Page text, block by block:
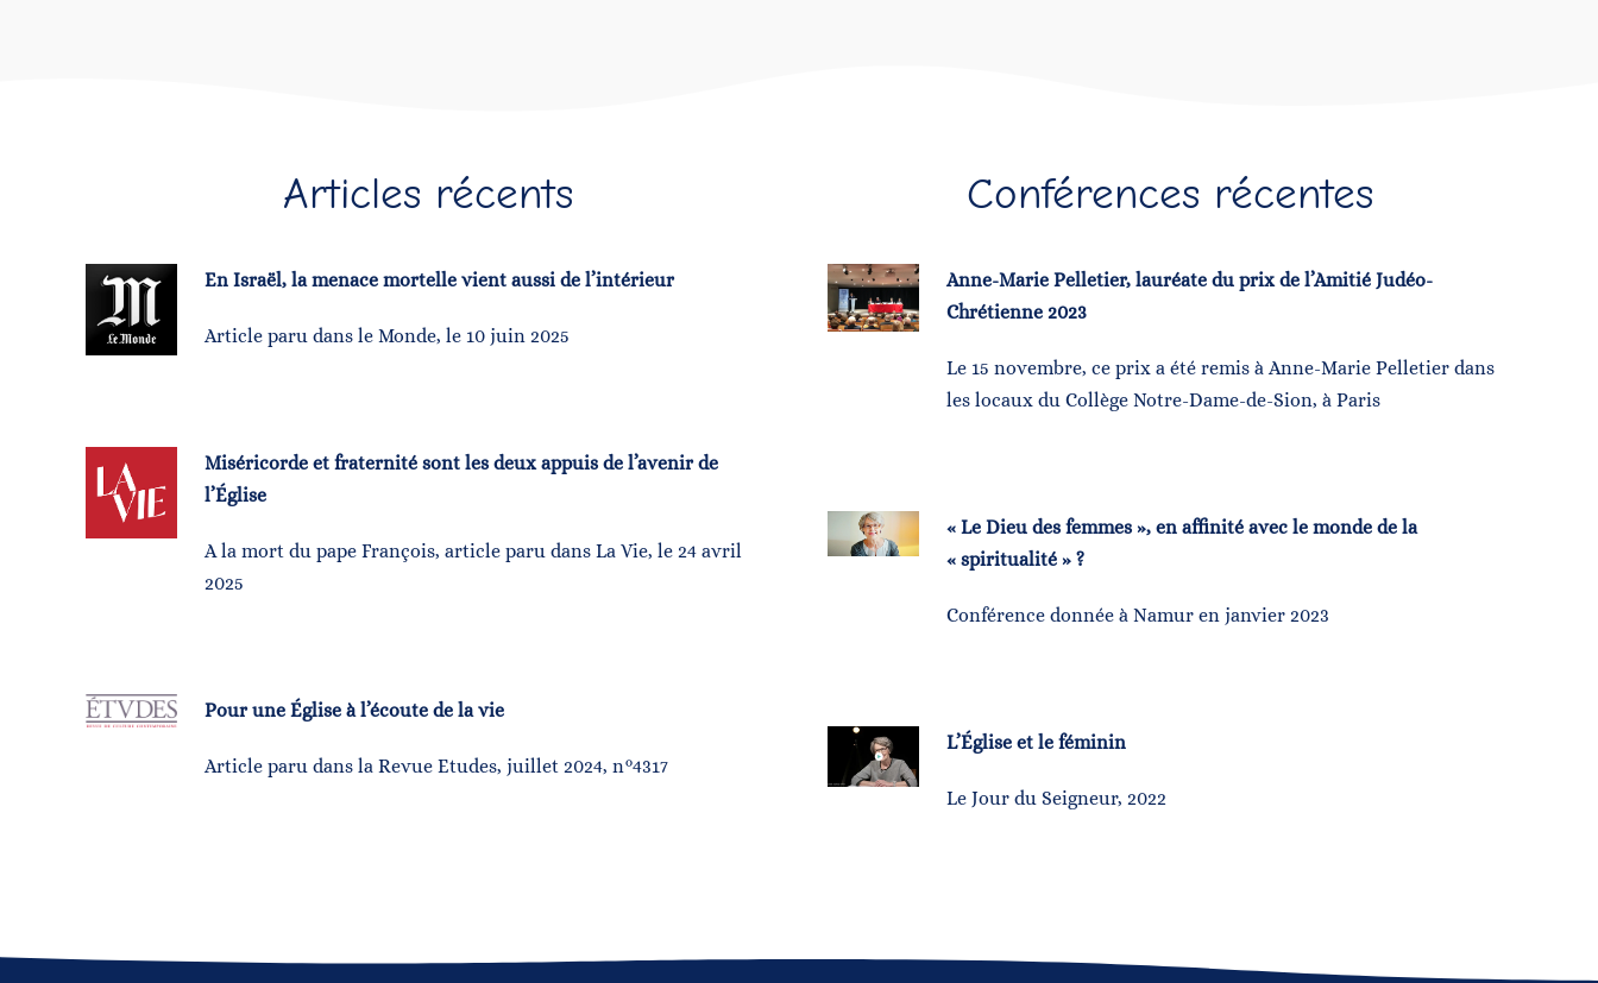
Articles récents
En Israël, la menace mortelle vient aussi de l’intérieur
Article paru dans le Monde, le 10 juin 2025
Miséricorde et fraternité sont les deux appuis de l’avenir de
l’Église
A la mort du pape François, article paru dans La Vie, le 24 avril
2025
Pour une Église à l’écoute de la vie
Article paru dans la Revue Etudes, juillet 2024, n°4317
Conférences récentes
Anne-Marie Pelletier, lauréate du prix de l’Amitié Judéo-
Chrétienne 2023
Le 15 novembre, ce prix a été remis à Anne-Marie Pelletier dans
les locaux du Collège Notre-Dame-de-Sion, à Paris
« Le Dieu des femmes », en affinité avec le monde de la
« spiritualité » ?
Conférence donnée à Namur en janvier 2023
L’Église et le féminin
Le Jour du Seigneur, 2022